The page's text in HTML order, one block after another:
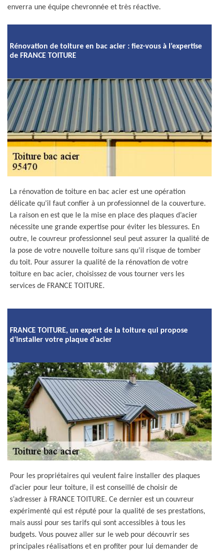
enverra une équipe chevronnée et très réactive.
Rénovation de toiture en bac acier : fiez-vous à l’expertise
de FRANCE TOITURE
La rénovation de toiture en bac acier est une opération
délicate qu’il faut confier à un professionnel de la couverture.
La raison en est que le la mise en place des plaques d’acier
nécessite une grande expertise pour éviter les blessures. En
outre, le couvreur professionnel seul peut assurer la qualité de
la pose de votre nouvelle toiture sans qu’il risque de tomber
du toit. Pour assurer la qualité de la rénovation de votre
toiture en bac acier, choisissez de vous tourner vers les
services de FRANCE TOITURE.
FRANCE TOITURE, un expert de la toiture qui propose
d’installer votre plaque d’acier
Pour les propriétaires qui veulent faire installer des plaques
d’acier pour leur toiture, il est conseillé de choisir de
s’adresser à FRANCE TOITURE. Ce dernier est un couvreur
expérimenté qui est réputé pour la qualité de ses prestations,
mais aussi pour ses tarifs qui sont accessibles à tous les
budgets. Vous pouvez aller sur le web pour découvrir ses
principales réalisations et en profiter pour lui demander de